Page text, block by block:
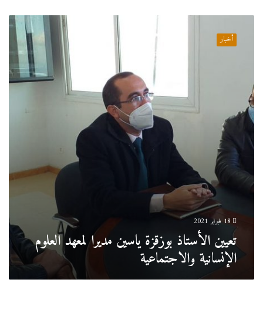
لمعهد
العلوم
الإنسانية
والاجتماعية
أخبار
18 فبراير 2021
تعيين الأستاذ بوزقزة ياسين مديرا لمعهد العلوم
الإنسانية والاجتماعية